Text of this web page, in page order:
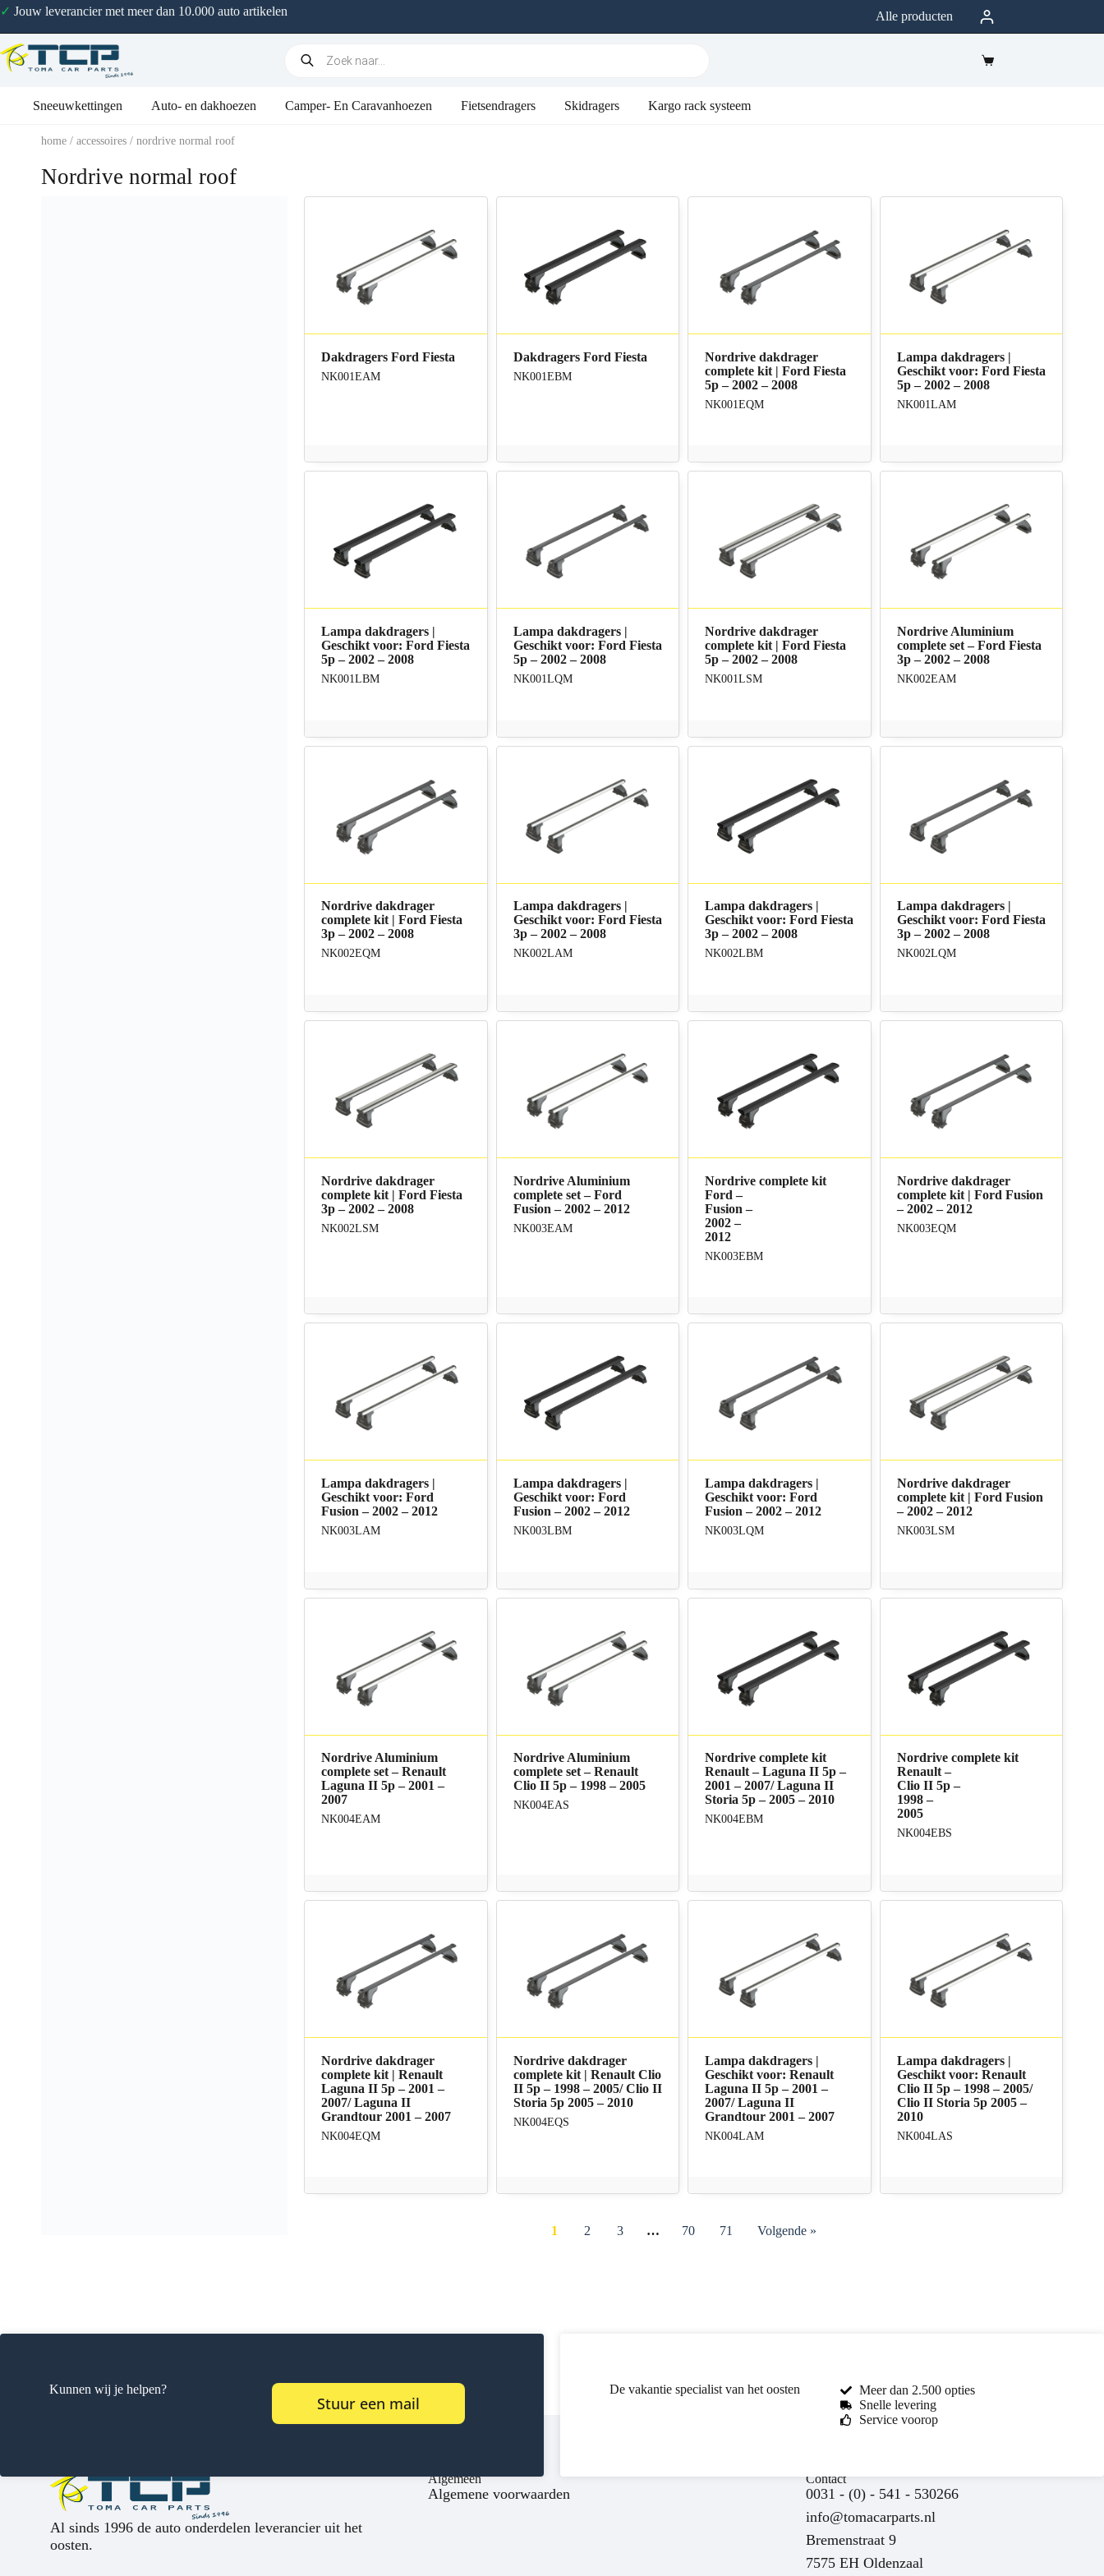
✓ Jouw leverancier met meer dan 10.000 auto artikelen Alle producten
Sneeuwkettingen Auto- en dakhoezen Camper- En Caravanhoezen Fietsendragers Skidragers Kargo rack systeem
home / accessoires / nordrive normal roof
Nordrive normal roof
Dakdragers Ford Fiesta
NK001EAM
Dakdragers Ford Fiesta
NK001EBM
Nordrive dakdrager
complete kit | Ford Fiesta
5p – 2002 – 2008
NK001EQM
Lampa dakdragers |
Geschikt voor: Ford Fiesta
5p – 2002 – 2008
NK001LAM
Lampa dakdragers |
Geschikt voor: Ford Fiesta
5p – 2002 – 2008
NK001LBM
Lampa dakdragers |
Geschikt voor: Ford Fiesta
5p – 2002 – 2008
NK001LQM
Nordrive dakdrager
complete kit | Ford Fiesta
5p – 2002 – 2008
NK001LSM
Nordrive Aluminium
complete set – Ford Fiesta
3p – 2002 – 2008
NK002EAM
Nordrive dakdrager
complete kit | Ford Fiesta
3p – 2002 – 2008
NK002EQM
Lampa dakdragers |
Geschikt voor: Ford Fiesta
3p – 2002 – 2008
NK002LAM
Lampa dakdragers |
Geschikt voor: Ford Fiesta
3p – 2002 – 2008
NK002LBM
Lampa dakdragers |
Geschikt voor: Ford Fiesta
3p – 2002 – 2008
NK002LQM
Nordrive dakdrager
complete kit | Ford Fiesta
3p – 2002 – 2008
NK002LSM
Nordrive Aluminium
complete set – Ford
Fusion – 2002 – 2012
NK003EAM
Nordrive complete kit
Ford –
Fusion –
2002 –
2012
NK003EBM
Nordrive dakdrager
complete kit | Ford Fusion
– 2002 – 2012
NK003EQM
Lampa dakdragers |
Geschikt voor: Ford
Fusion – 2002 – 2012
NK003LAM
Lampa dakdragers |
Geschikt voor: Ford
Fusion – 2002 – 2012
NK003LBM
Lampa dakdragers |
Geschikt voor: Ford
Fusion – 2002 – 2012
NK003LQM
Nordrive dakdrager
complete kit | Ford Fusion
– 2002 – 2012
NK003LSM
Nordrive Aluminium
complete set – Renault
Laguna II 5p – 2001 –
2007
NK004EAM
Nordrive Aluminium
complete set – Renault
Clio II 5p – 1998 – 2005
NK004EAS
Nordrive complete kit
Renault – Laguna II 5p –
2001 – 2007/ Laguna II
Storia 5p – 2005 – 2010
NK004EBM
Nordrive complete kit
Renault –
Clio II 5p –
1998 –
2005
NK004EBS
Nordrive dakdrager
complete kit | Renault
Laguna II 5p – 2001 –
2007/ Laguna II
Grandtour 2001 – 2007
NK004EQM
Nordrive dakdrager
complete kit | Renault Clio
II 5p – 1998 – 2005/ Clio II
Storia 5p 2005 – 2010
NK004EQS
Lampa dakdragers |
Geschikt voor: Renault
Laguna II 5p – 2001 –
2007/ Laguna II
Grandtour 2001 – 2007
NK004LAM
Lampa dakdragers |
Geschikt voor: Renault
Clio II 5p – 1998 – 2005/
Clio II Storia 5p 2005 –
2010
NK004LAS
1 2 3 … 70 71 Volgende »
Kunnen wij je helpen?
Stuur een mail
De vakantie specialist van het oosten
Meer dan 2.500 opties
Snelle levering
Service voorop
Al sinds 1996 de auto onderdelen leverancier uit het
oosten.
Algemeen
Algemene voorwaarden
Contact
0031 - (0) - 541 - 530266
info@tomacarparts.nl
Bremenstraat 9
7575 EH Oldenzaal